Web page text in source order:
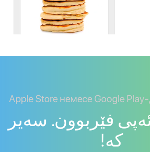
Apple Store немесе Google
فێربوون. سەیر
کە!